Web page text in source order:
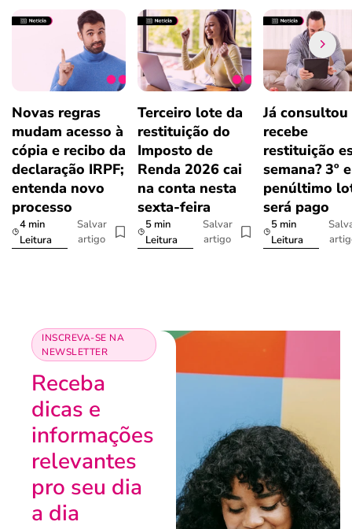
Novas regras
mudam acesso à
cópia e recibo da
declaração IRPF;
entenda novo
processo
4 min
Leitura
Salvar
artigo
Terceiro lote da
restituição do
Imposto de
Renda 2026 cai
na conta nesta
sexta-feira
5 min
Leitura
Salvar
artigo
Já consultou
recebe
restituição
semana? 3º e
penúltimo
será pago
5 min
Leitura
INSCREVA-SE NA
NEWSLETTER
Receba
dicas e
informações
relevantes
pro seu dia
a dia